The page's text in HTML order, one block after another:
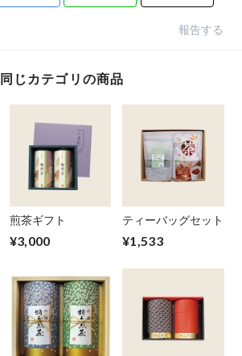
報告する
同じカテゴリの商品
煎茶ギフト
¥3,000
ティーバッグセット
¥1,533